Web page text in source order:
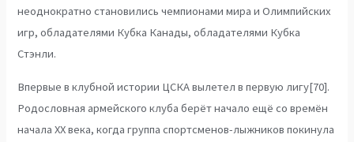
неоднократно становились чемпионами мира и Олимпийских
игр, обладателями Кубка Канады, обладателями Кубка
Стэнли.
Впервые в клубной истории ЦСКА вылетел в первую лигу[70].
Родословная армейского клуба берёт начало ещё со времён
начала XX века, когда группа спортсменов-лыжников покинула